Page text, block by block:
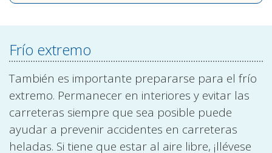
Frío extremo
También es importante prepararse para el frío
extremo. Permanecer en interiores y evitar las
carreteras siempre que sea posible puede
ayudar a prevenir accidentes en carreteras
heladas. Si tiene que estar al aire libre, ¡llévese